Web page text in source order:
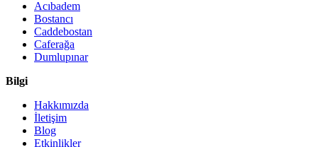
Acıbadem
Bostancı
Caddebostan
Caferağa
Dumlupınar
Bilgi
Hakkımızda
İletişim
Blog
Etkinlikler